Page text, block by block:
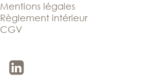
Mentions légales
Règlement intérieur
CGV